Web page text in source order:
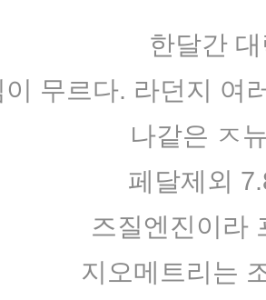
한달간
이 무르다. 라던지 여
나같은 ㅈ
페달제외
즈질엔진이라
지오메트리는